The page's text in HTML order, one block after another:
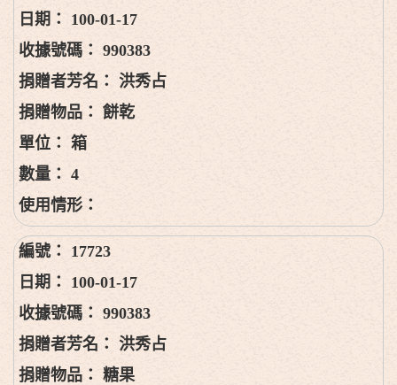
100-01-17
990383
洪秀占
餅乾
箱
4
17723
100-01-17
990383
洪秀占
糖果